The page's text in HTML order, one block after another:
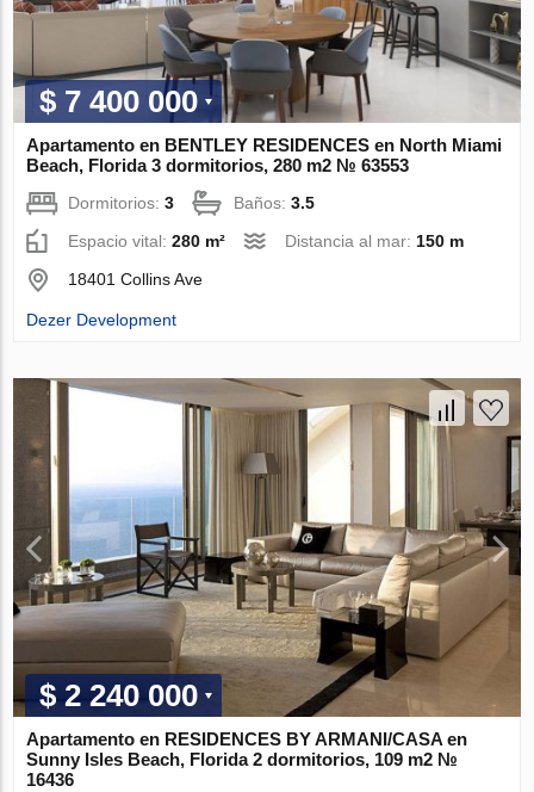
$ 7 400 000
Apartamento en BENTLEY RESIDENCES en North Miami
Beach, Florida 3 dormitorios, 280 m2 № 63553
Dormitorios:3 Baños:3.5
Espacio vital:280 m² Distancia al mar:150 m
18401 Collins Ave
Dezer Development
$ 2 240 000
Apartamento en RESIDENCES BY ARMANI/CASA en
Sunny Isles Beach, Florida 2 dormitorios, 109 m2 №
16436